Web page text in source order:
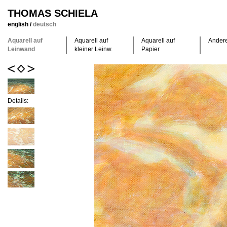
THOMAS SCHIELA
english /deutsch
Aquarell auf
Leinwand
Aquarell auf
kleiner Leinw.
Aquarell auf
Papier
Details: